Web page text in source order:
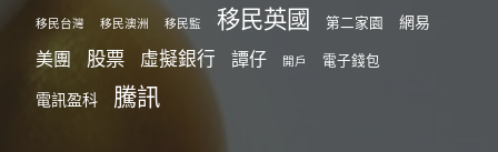
移民台灣 移民澳洲 移民監 移民英國 第二家園 網易
美團 股票 虛擬銀行 譚仔 開戶 電子錢包
電訊盈科 騰訊